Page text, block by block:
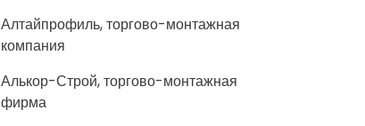
Алтайпрофиль, торгово-монтажная
компания
Алькор-Строй, торгово-монтажная
фирма